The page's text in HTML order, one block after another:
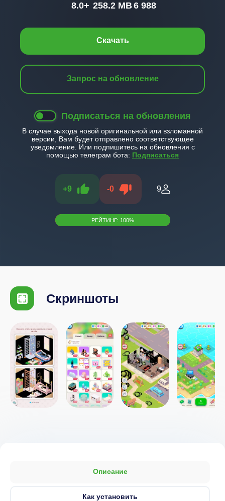
Скачать
Запрос на обновление
Подписаться на обновления
В случае выхода новой оригинальной или взломанной
версии, Вам будет отправлено соответствующее
уведомление. Или подпишитесь на обновления с
помощью телеграм бота: Подписаться
+9 -0 9
РЕЙТИНГ: 100%
8.0+ 258.2 MB6 988
Скриншоты
Описание
Как установить